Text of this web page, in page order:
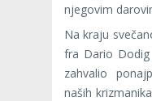
njegovim
Na kraju
fra Dario
zahvalio
naših